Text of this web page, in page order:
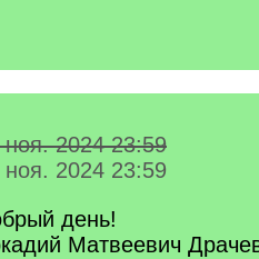
ноя. 2024 23:59
ноя. 2024 23:59
день!
Матвеевич